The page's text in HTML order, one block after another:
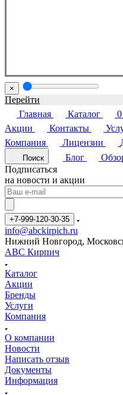
×
Перейти
Главная
Каталог 0
Акции
Контакты
Компания
Лицензии
Поиск Блог
Подписаться
на новости и акции
+7-999-120-30-35
info@abckirpich.ru
Нижний Новгород,
АВС Кирпич
Каталог
Акции
Бренды
Услуги
Компания
О компании
Новости
Написать отзыв
Документы
Информация